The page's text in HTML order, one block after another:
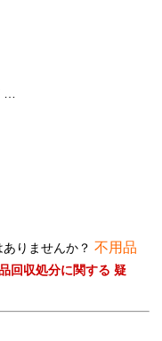
…
りませんか？ 不用品
回収処分に関する 疑